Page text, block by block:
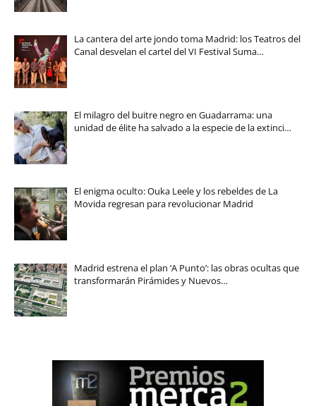
La cantera del arte jondo toma Madrid: los Teatros del
Canal desvelan el cartel del VI Festival Suma…
El milagro del buitre negro en Guadarrama: una
unidad de élite ha salvado a la especie de la extinci…
El enigma oculto: Ouka Leele y los rebeldes de La
Movida regresan para revolucionar Madrid
Madrid estrena el plan ‘A Punto’: las obras ocultas que
transformarán Pirámides y Nuevos…